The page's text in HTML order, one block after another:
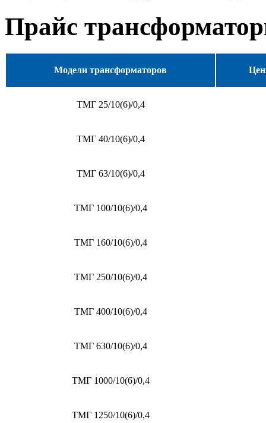
Прайс
Модели трансформаторов
ТМГ 25/10(6)/0,4
ТМГ 40/10(6)/0,4
ТМГ 63/10(6)/0,4
ТМГ 100/10(6)/0,4
ТМГ 160/10(6)/0,4
ТМГ 250/10(6)/0,4
ТМГ 400/10(6)/0,4
ТМГ 630/10(6)/0,4
ТМГ 1000/10(6)/0,4
ТМГ 1250/10(6)/0,4